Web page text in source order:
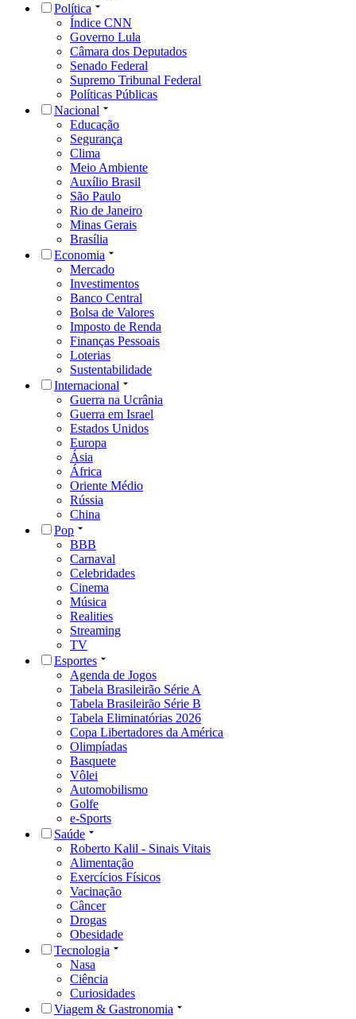
Política
Índice CNN
Governo Lula
Câmara dos Deputados
Senado Federal
Supremo Tribunal Federal
Políticas Públicas
Nacional
Educação
Segurança
Clima
Meio Ambiente
Auxílio Brasil
São Paulo
Rio de Janeiro
Minas Gerais
Brasília
Economia
Mercado
Investimentos
Banco Central
Bolsa de Valores
Imposto de Renda
Finanças Pessoais
Loterias
Sustentabilidade
Internacional
Guerra na Ucrânia
Guerra em Israel
Estados Unidos
Europa
Ásia
África
Oriente Médio
Rússia
China
Pop
BBB
Carnaval
Celebridades
Cinema
Música
Realities
Streaming
TV
Esportes
Agenda de Jogos
Tabela Brasileirão Série A
Tabela Brasileirão Série B
Tabela Eliminatórias 2026
Copa Libertadores da América
Olimpíadas
Basquete
Vôlei
Automobilismo
Golfe
e-Sports
Saúde
Roberto Kalil - Sinais Vitais
Alimentação
Exercícios Físicos
Vacinação
Câncer
Drogas
Obesidade
Tecnologia
Nasa
Ciência
Curiosidades
Viagem & Gastronomia